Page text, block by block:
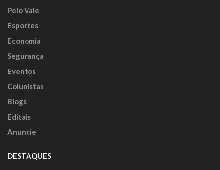
Pelo Vale
Esportes
Economia
Segurança
Eventos
Colunistas
Blogs
Editais
Anuncie
DESTAQUES